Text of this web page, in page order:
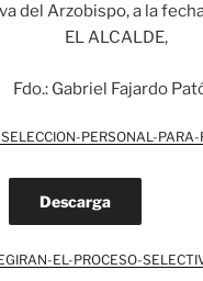
del Arzobispo, a la
EL ALCALDE,
Fdo.: Gabriel Fajardo
PERSONAL-PARA-
Descarga
EL-PROCESO-